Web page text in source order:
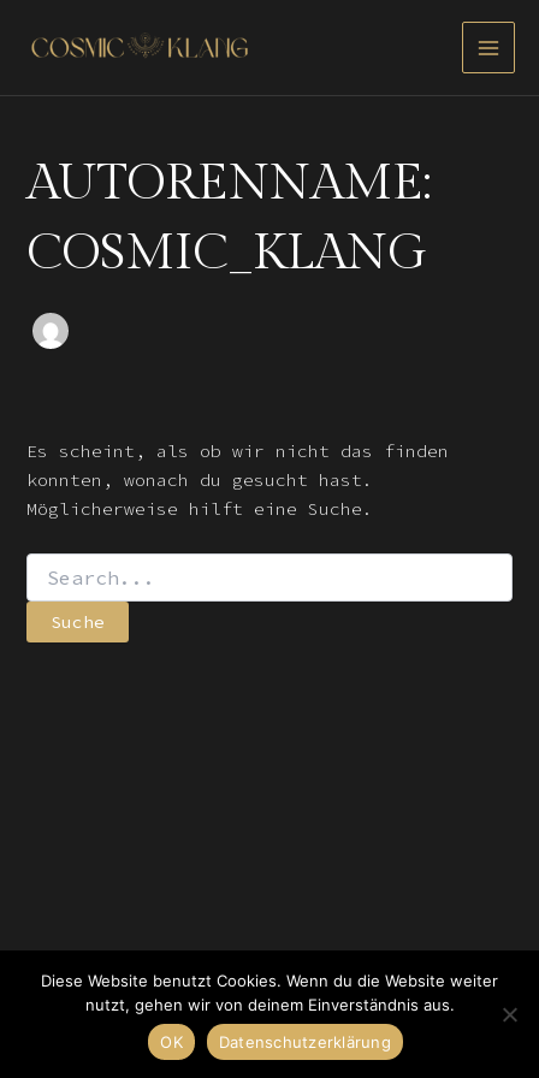
Inhalt
Main
Menu
AUTORENNAME:
COSMIC_KLANG
Es scheint, als ob wir nicht das finden
konnten, wonach du gesucht hast.
Möglicherweise hilft eine Suche.
nach:
Copyright © 2026 Cosmic Klang - Klangtherapie |
Impressum & Datenschutz
Diese Website benutzt Cookies. Wenn du die Website weiter
nutzt, gehen wir von deinem Einverständnis aus.
OK
Datenschutzerklärung